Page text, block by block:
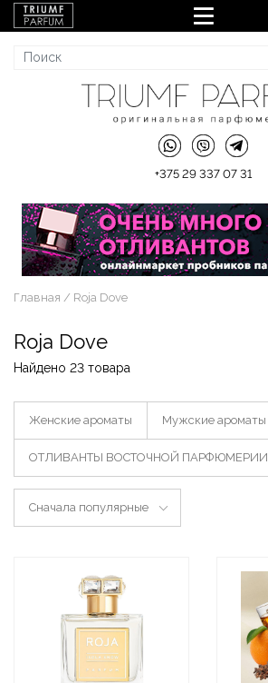
+375 29 337 07 31
Главная Roja Dove
Roja Dove
Найдено 23 товара
Женские ароматы Мужские ароматы
ОТЛИВАНТЫ ВОСТОЧНОЙ ПАРФЮМЕРИИ
Сначала популярные